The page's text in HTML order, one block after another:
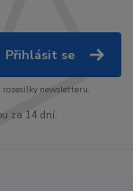
Přihlásit se
rozesílky newsletteru.
za 14 dní.